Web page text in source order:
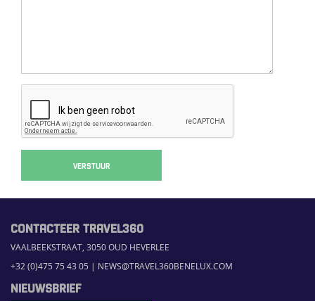
VERSTUUR
CONTACTEER TRAVEL360
VAALBEEKSTRAAT, 3050 OUD HEVERLEE
+32 (0)475 75 43 05 | NEWS@TRAVEL360BENELUX.COM
NIEUWSBRIEF